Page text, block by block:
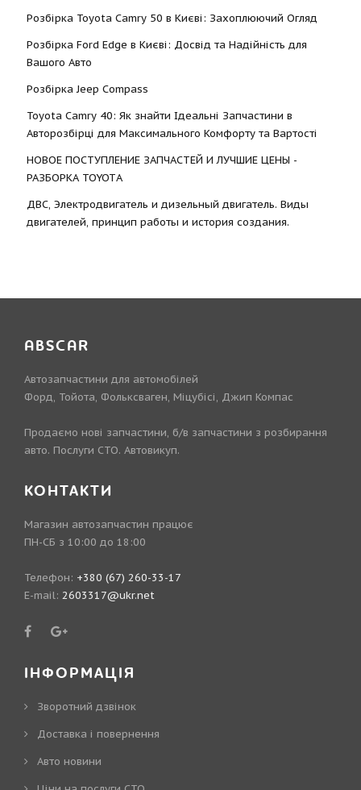
Розбірка Toyota Camry 50 в Києві: Захоплюючий Огляд
Розбірка Ford Edge в Києві: Досвід та Надійність для
Вашого Авто
Розбірка Jeep Compass
Toyota Camry 40: Як знайти Ідеальні Запчастини в
Авторозбірці для Максимального Комфорту та Вартості
НОВОЕ ПОСТУПЛЕНИЕ ЗАПЧАСТЕЙ И ЛУЧШИЕ ЦЕНЫ -
РАЗБОРКА TOYOTА
ДВС, Электродвигатель и дизельный двигатель. Виды
двигателей, принцип работы и история создания.
ABSCAR
Автозапчастини для автомобілей
Форд, Тойота, Фольксваген, Міцубісі, Джип Компас
Продаємо нові запчастини, б/в запчастини з розбирання
авто. Послуги СТО. Автовикуп.
КОНТАКТИ
Магазин автозапчастин працює
ПН-СБ з 10:00 до 18:00
Телефон: +380 (67) 260-33-17
E-mail: 2603317@ukr.net
ІНФОРМАЦІЯ
Зворотний дзвінок
Доставка і повернення
Авто новини